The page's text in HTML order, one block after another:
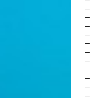
–
–
–
–
–
–
–
–
–
–
–